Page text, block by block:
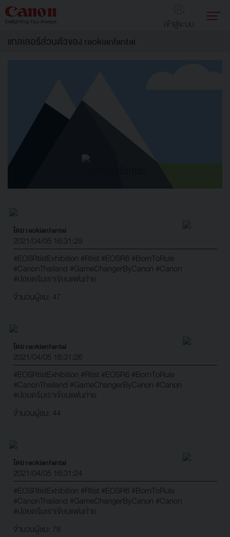
เข้าสู่ระบบ
แกลเลอรีส่วนตัวของ raokianfantai
โดย raokianfantai
2021/04/05 16:31:29
#EOSRtistExhibition #Rtist #EOSR6 #BornToRule
#CanonThailand #GameChangerByCanon #Canon
#ปอยดรีมเราเขียนแฟนถ่าย
จำนวนผู้ชม: 47
โดย raokianfantai
2021/04/05 16:31:26
#EOSRtistExhibition #Rtist #EOSR6 #BornToRule
#CanonThailand #GameChangerByCanon #Canon
#ปอยดรีมเราเขียนแฟนถ่าย
จำนวนผู้ชม: 44
โดย raokianfantai
2021/04/05 16:31:24
#EOSRtistExhibition #Rtist #EOSR6 #BornToRule
#CanonThailand #GameChangerByCanon #Canon
#ปอยดรีมเราเขียนแฟนถ่าย
จำนวนผู้ชม: 78